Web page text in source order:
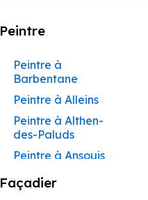
Peintre
Peintre à
Barbentane
Peintre à Alleins
Peintre à Althen-
des-Paluds
Peintre à Ansouis
Peintre à Apt
Façadier